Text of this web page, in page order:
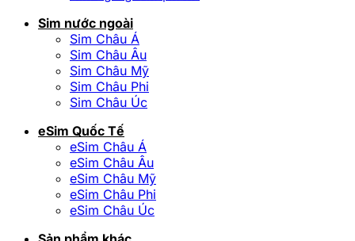
Sim nước ngoài
Sim Châu Á
Sim Châu Âu
Sim Châu Mỹ
Sim Châu Phi
Sim Châu Úc
eSim Quốc Tế
eSim Châu Á
eSim Châu Âu
eSim Châu Mỹ
eSim Châu Phi
eSim Châu Úc